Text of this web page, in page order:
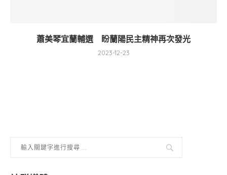
蕭美琴宜蘭輔選 盼蘭陽民主精神再次發光
2023-12-23